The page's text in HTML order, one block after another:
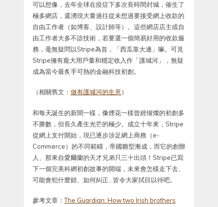
可以想像，去年全球在疫症下多次長時間封城，催生了
極多網店，還湧現大量過往從未想過要接受網上收款的
自由工作者（如博客、設計師等）。這些網店店主或自
由工作者大多不諳技術，若要選一個簡易好用的收款服
務，毫無疑問以Stripe為首，「西瓜靠大邊」嘛。可見
Stripe擁有龐大用戶量和穩定收入作「護城河」，無疑
成為當今最炙手可熱的金融科技初創。
（相關舊文： 做有護城河的生意）
和每天誕生的新聞一樣，像煙花一樣曾經熣燦的初創多
不勝數，但長久產生光芒的極少。成立十年來，Stripe
從網上支付開始，現已逐步涉足網上商務（e-
Commerce）的不同範疇，帝國雛型漸成，而它的創辦
人、那來自愛爾蘭的天才兄弟只三十出頭！Stripe已寫
下一個完美科網初創故事的開端，未來會怎樣走下去、
可能會犯什麼錯、如何糾正…皆令大家拭目以待吧。
參考文章：The Guardian: How two Irish brothers